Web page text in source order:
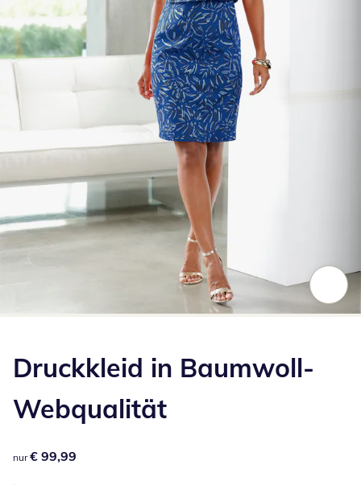
Druckkleid in Baumwoll-
Webqualität
€ 99,99
nur € 99,99